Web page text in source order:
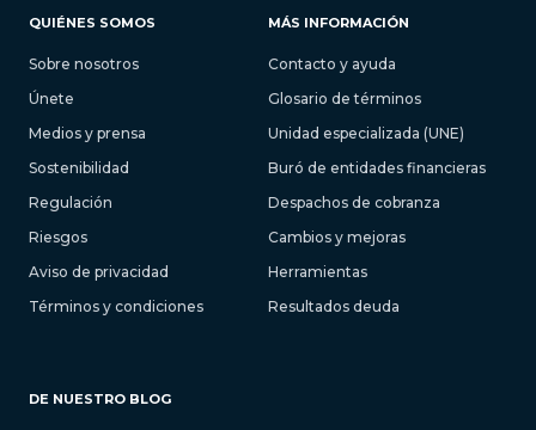
QUIÉNES SOMOS
Sobre nosotros
Únete
Medios y prensa
Sostenibilidad
Regulación
Riesgos
Aviso de privacidad
Términos y condiciones
MÁS INFORMACIÓN
Contacto y ayuda
Glosario de términos
Unidad especializada (UNE)
Buró de entidades financieras
Despachos de cobranza
Cambios y mejoras
Herramientas
Resultados deuda
DE NUESTRO BLOG